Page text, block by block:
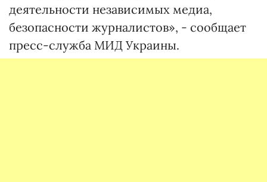
деятельности независимых медиа,
безопасности журналистов», - сообщает
пресс-служба МИД Украины.